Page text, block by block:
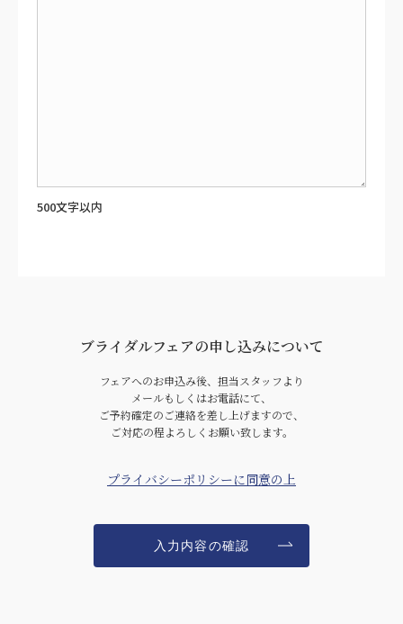
ブライダルフェアの申し込みについて
フェアへのお申込み後、担当スタッフより
メールもしくはお電話にて、
ご予約確定のご連絡を差し上げますので、
ご対応の程よろしくお願い致します。
プライバシーポリシーに同意の上